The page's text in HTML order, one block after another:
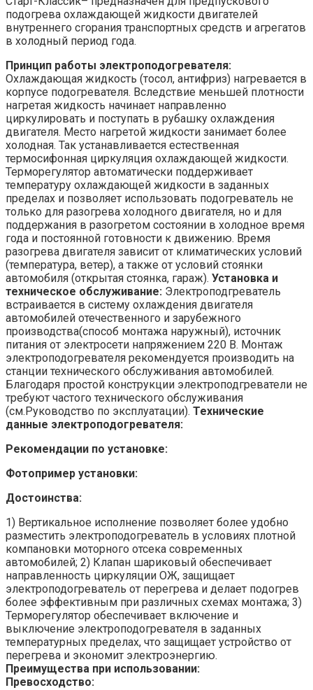
подогрева охлаждающей жидкости двигателей
внутреннего сгорания транспортных средств и агрегатов
в холодный период года.
Принцип работы электроподогревателя:
Охлаждающая жидкость (тосол, антифриз) нагревается в
корпусе подогревателя. Вследствие меньшей плотности
нагретая жидкость начинает направленно
циркулировать и поступать в рубашку охлаждения
двигателя. Место нагретой жидкости занимает более
холодная. Так устанавливается естественная
термосифонная циркуляция охлаждающей жидкости.
Терморегулятор автоматически поддерживает
температуру охлаждающей жидкости в заданных
пределах и позволяет использовать подогреватель не
только для разогрева холодного двигателя, но и для
поддержания в разогретом состоянии в холодное время
года и постоянной готовности к движению. Время
разогрева двигателя зависит от климатических условий
(температура, ветер), а также от условий стоянки
автомобиля (открытая стоянка, гараж). Установка и
техническое обслуживание: Электроподгреватель
встраивается в систему охлаждения двигателя
автомобилей отечественного и зарубежного
производства(способ монтажа наружный), источник
питания от электросети напряжением 220 В. Монтаж
электроподогревателя рекомендуется производить на
станции технического обслуживания автомобилей.
Благодаря простой конструкции электроподгреватели не
требуют частого технического обслуживания
(см.Руководство по эксплуатации). Технические
данные электроподогревателя:
Рекомендации по установке:
Фотопример установки:
Достоинства:
1) Вертикальное исполнение позволяет более удобно
разместить электроподогреватель в условиях плотной
компановки моторного отсека современных
автомобилей; 2) Клапан шариковый обеспечивает
направленность циркуляции ОЖ, защищает
электроподогреватель от перегрева и делает подогрев
более эффективным при различных схемах монтажа; 3)
Терморегулятор обеспечивает включение и
выключение электроподогревателя в заданных
температурных пределах, что защищает устройство от
перегрева и экономит электроэнергию.
Преимущества при использовании:
Превосходство: